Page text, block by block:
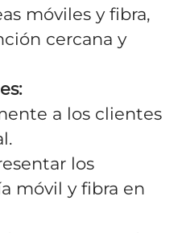
móviles y fibra,
cercana y
a los clientes
los
móvil y fibra en